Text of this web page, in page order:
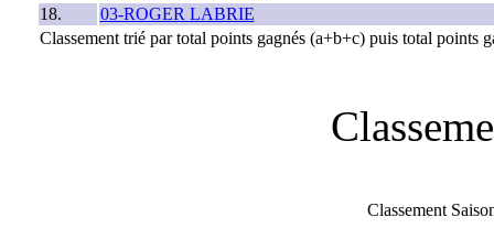
18.
03-ROGER LABRIE
Classement trié par total points gagnés (a+b+c) puis total points
Classement